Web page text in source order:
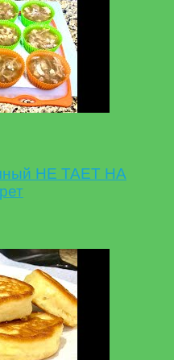
НЕ ТАЕТ НА